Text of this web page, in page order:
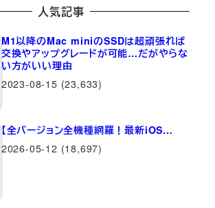
人気記事
M1以降のMac miniのSSDは超頑張れば
交換やアップグレードが可能…だがやらな
い方がいい理由
2023-08-15 (23,633)
【全バージョン全機種網羅！最新iOS…
2026-05-12 (18,697)